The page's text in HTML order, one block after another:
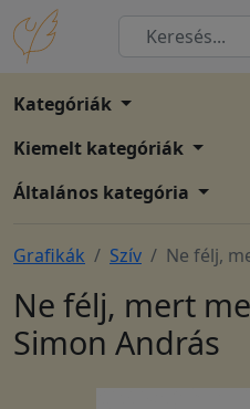
Kategóriák
Kiemelt kategóriák
Általános kategória
Grafikák Szív Ne félj,
Ne félj, mert
Simon András